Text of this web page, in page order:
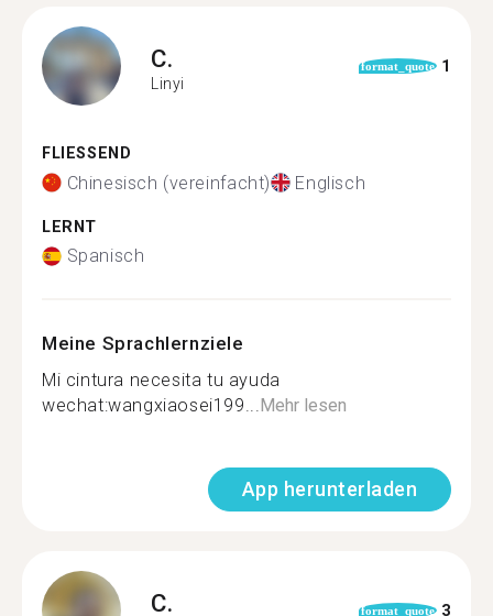
C.
Linyi
format_quote 1
FLIESSEND
Chinesisch (vereinfacht) Englisch
LERNT
Spanisch
Meine Sprachlernziele
Mi cintura necesita tu ayuda
wechat:wangxiaosei199...Mehr lesen
App herunterladen
C. format_quote 3